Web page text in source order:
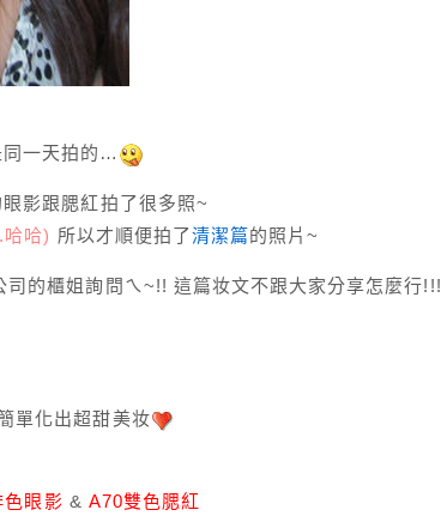
同一天拍的…
影跟腮紅拍了很多照~
哈) 所以才順便拍了清潔篇的照片~
的櫃姐詢問ㄟ~!! 這篇妆文不跟大家分享怎麼行!!!
單化出超甜美妆
色眼影 & A70雙色腮紅